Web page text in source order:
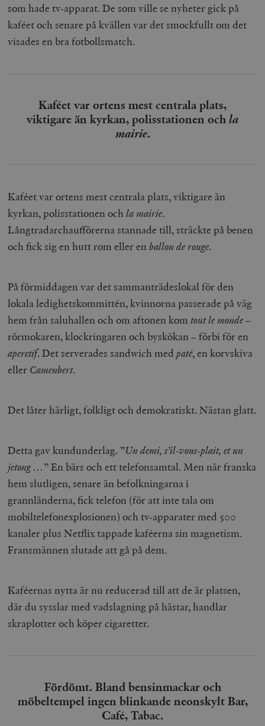
som hade tv-apparat. De som ville se nyheter gick på
kaféet och senare på kvällen var det smockfullt om det
visades en bra fotbollsmatch.
Kaféet var ortens mest centrala plats,
viktigare än kyrkan, polisstationen ochla
mairie.
Kaféet var ortens mest centrala plats, viktigare än
kyrkan, polisstationen ochla mairie.
Långtradarchaufförerna stannade till, sträckte på benen
och fick sig en hutt rom eller enballon de rouge.
På förmiddagen var det sammanträdeslokal för den
lokala ledighetskommittén, kvinnorna passerade på väg
hem från saluhallen och om aftonen komtout le monde–
rörmokaren, klockringaren och byskökan – förbi för en
aperetif. Det serverades sandwich medpaté, en korvskiva
eller Camenbert.
Det låter härligt, folkligt och demokratiskt. Nästan glatt.
Detta gav kundunderlag. ”Un demi, s’il-vous-plait, et un
jetong …” En bärs och ett telefonsamtal. Men när franska
hem slutligen, senare än befolkningarna i
grannländerna, fick telefon (för att inte tala om
mobiltelefonexplosionen) och tv-apparater med 500
kanaler plus Netflix tappade kaféerna sin magnetism.
Fransmännen slutade att gå på dem.
Kaféernas nytta är nu reducerad till att de är platsen,
där du sysslar med vadslagning på hästar, handlar
skraplotter och köper cigaretter.
Fördömt. Bland bensinmackar och
möbeltempel ingen blinkande neonskylt Bar,
Café, Tabac.